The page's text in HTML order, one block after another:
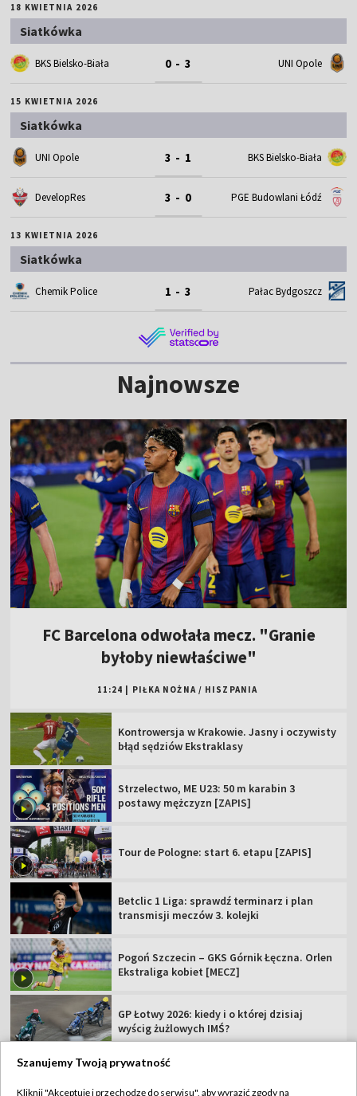
18 KWIETNIA 2026
Siatkówka
BKS Bielsko-Biała 0 - 3 UNI Opole
15 KWIETNIA 2026
Siatkówka
UNI Opole 3 - 1 BKS Bielsko-Biała
DevelopRes 3 - 0 PGE Budowlani Łódź
13 KWIETNIA 2026
Siatkówka
Chemik Police 1 - 3 Pałac Bydgoszcz
Najnowsze
FC Barcelona odwołała mecz. "Granie
byłoby niewłaściwe"
11:24 PIŁKA NOŻNA / HISZPANIA
Kontrowersja w Krakowie. Jasny i oczywisty
błąd sędziów Ekstraklasy
Strzelectwo, ME U23: 50 m karabin 3
postawy mężczyzn [ZAPIS]
Tour de Pologne: start 6. etapu [ZAPIS]
Betclic 1 Liga: sprawdź terminarz i plan
transmisji meczów 3. kolejki
Pogoń Szczecin – GKS Górnik Łęczna. Orlen
Ekstraliga kobiet [MECZ]
GP Łotwy 2026: kiedy i o której dzisiaj
wyścig żużlowych IMŚ?
Szanujemy Twoją prywatność
Kliknij "Akceptuję i przechodzę do serwisu", aby wyrazić zgody na